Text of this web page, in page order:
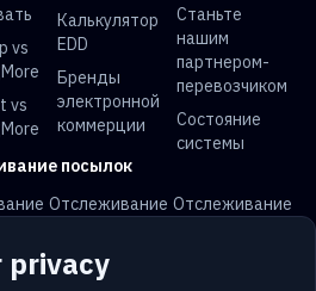
privacy
vs
vs
Калькулятор
EDD
Бренды
электронной
коммерции
Станьте
нашим
партнером-
перевозчиком
Состояние
системы
посылок
Отслеживание Отслеживание
Отслеживание